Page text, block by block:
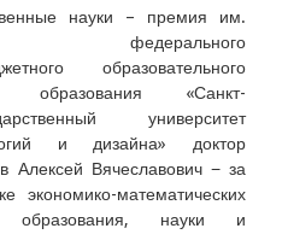
науки – премия им.
федерального
образовательного
образования «Санкт-
университет
и дизайна» доктор
Алексей Вячеславович − за
экономико-математических
науки и